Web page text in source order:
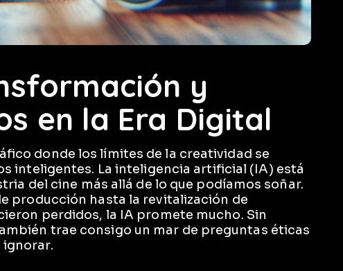
y
en la Era Digital
donde los límites de la creatividad se
inteligentes. La inteligencia artificial (IA) está
del cine más allá de lo que podíamos soñar.
producción hasta la revitalización de
perdidos, la IA promete mucho. Sin
trae consigo un mar de preguntas éticas
ignorar.